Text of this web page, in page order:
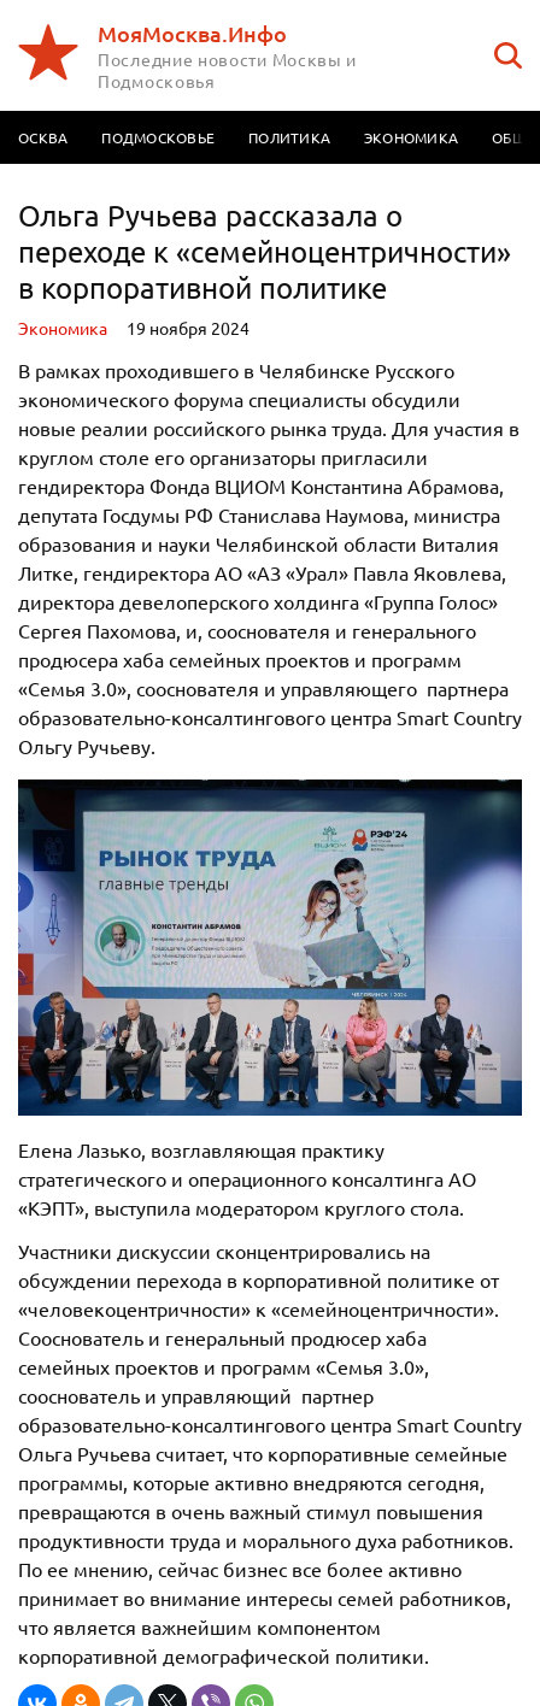
МояМосква.Инфо
Последние новости Москвы и
Подмосковья
МОСКВА ПОДМОСКОВЬЕ ПОЛИТИКА ЭКОНОМИКА
Ольга Ручьева рассказала о
переходе к «семейноцентричности»
в корпоративной политике
Экономика 19 ноября 2024
В рамках проходившего в Челябинске Русского
экономического форума специалисты обсудили
новые реалии российского рынка труда. Для участия в
круглом столе его организаторы пригласили
гендиректора Фонда ВЦИОМ Константина Абрамова,
депутата Госдумы РФ Станислава Наумова, министра
образования и науки Челябинской области Виталия
Литке, гендиректора АО «АЗ «Урал» Павла Яковлева,
директора девелоперского холдинга «Группа Голос»
Сергея Пахомова, и, сооснователя и генерального
продюсера хаба семейных проектов и программ
«Семья 3.0», сооснователя и управляющего партнера
образовательно-консалтингового центра Smart Country
Ольгу Ручьеву.
Елена Лазько, возглавляющая практику
стратегического и операционного консалтинга АО
«KЭПТ», выступила модератором круглого стола.
Участники дискуссии сконцентрировались на
обсуждении перехода в корпоративной политике от
«человекоцентричности» к «семейноцентричности».
Сооснователь и генеральный продюсер хаба
семейных проектов и программ «Семья 3.0»,
сооснователь и управляющий партнер
образовательно-консалтингового центра Smart Country
Ольга Ручьева считает, что корпоративные семейные
программы, которые активно внедряются сегодня,
превращаются в очень важный стимул повышения
продуктивности труда и морального духа работников.
По ее мнению, сейчас бизнес все более активно
принимает во внимание интересы семей работников,
что является важнейшим компонентом
корпоративной демографической политики.